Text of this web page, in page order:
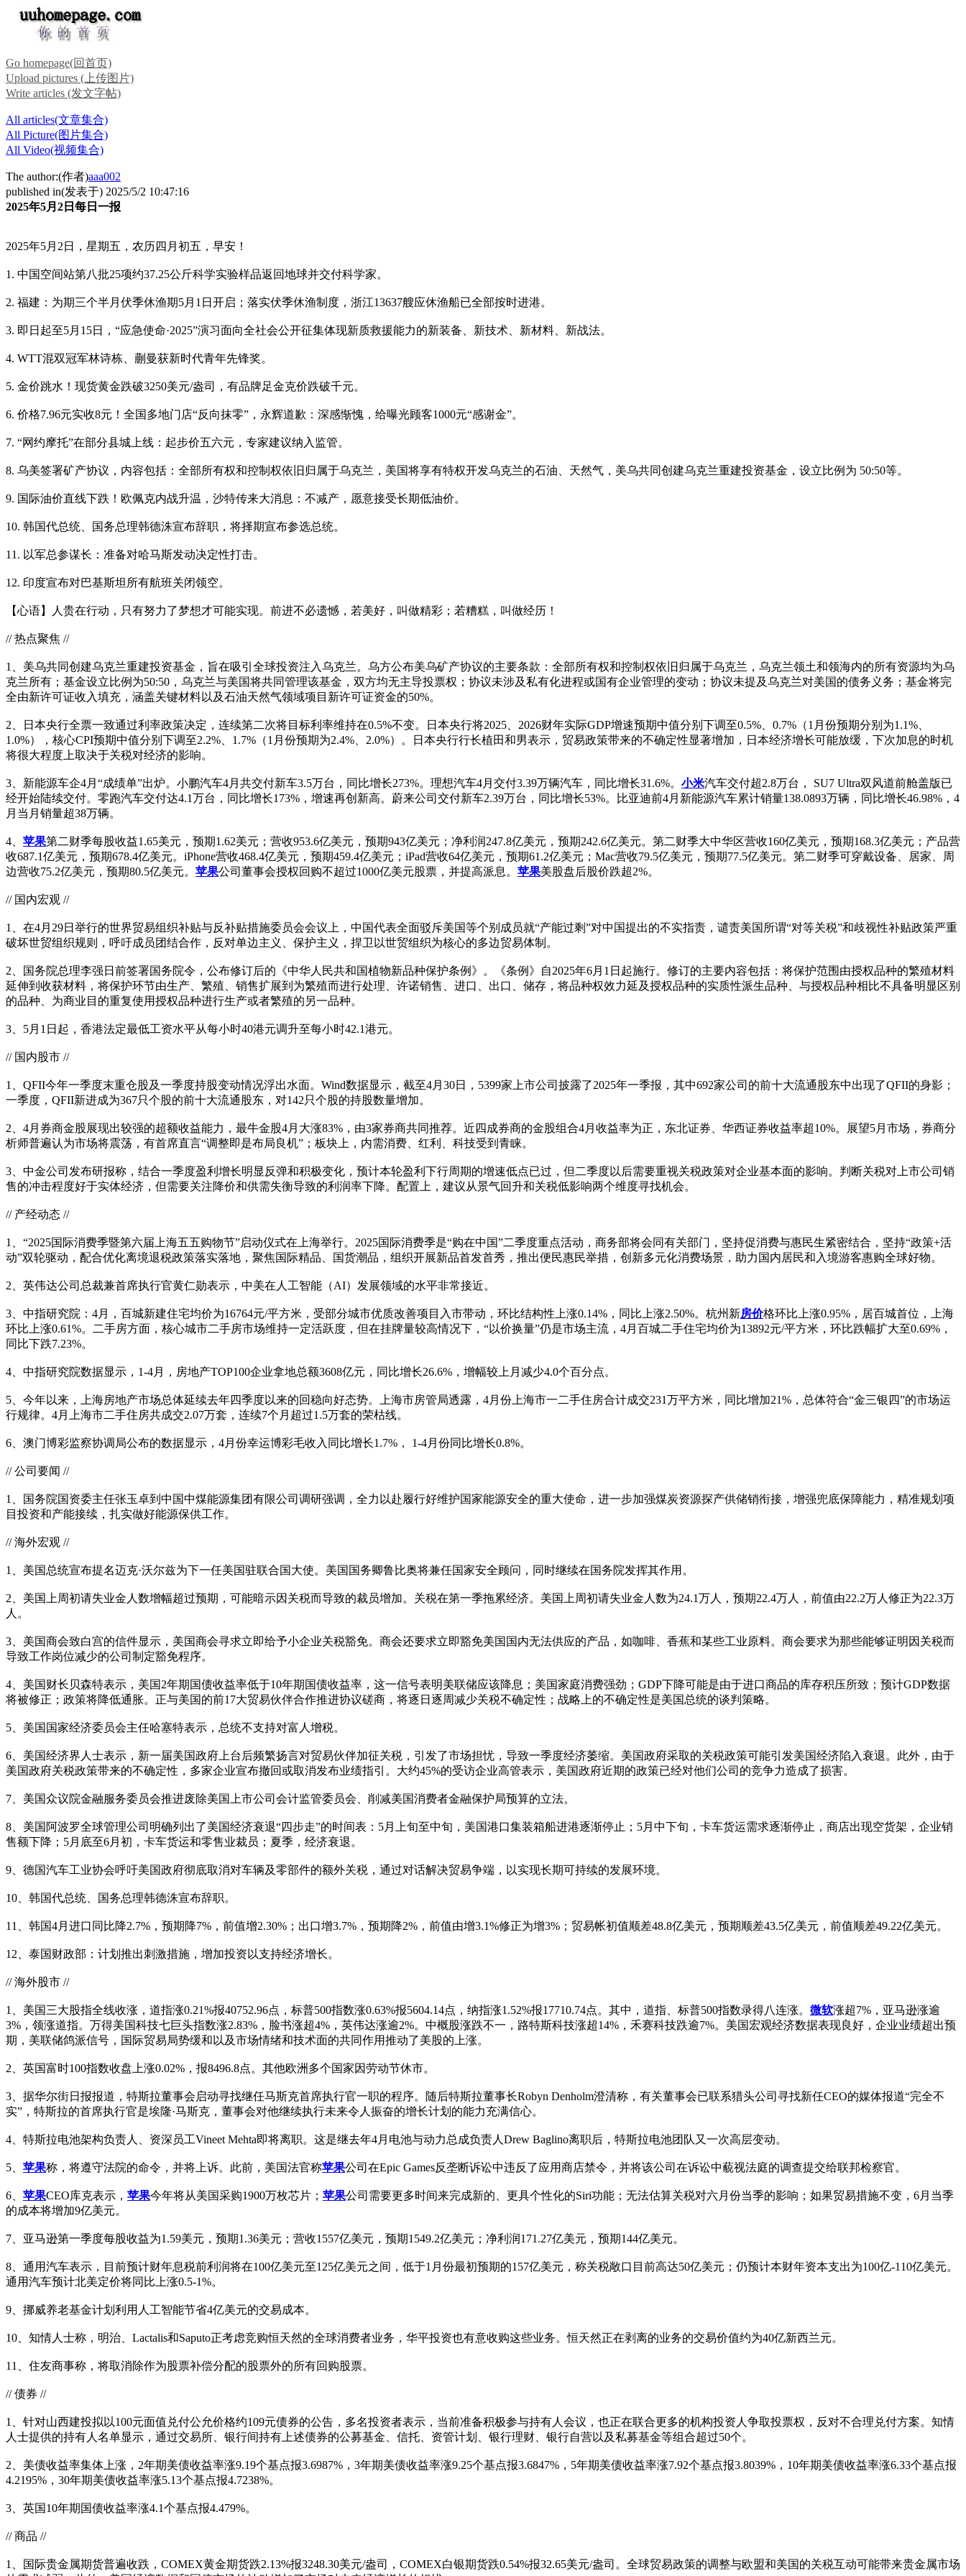
Go homepage(回首页)
Upload pictures (上传图片)
Write articles (发文字帖)
All articles(文章集合)
All Picture(图片集合)
All Video(视频集合)
The author:(作者)aaa002
published in(发表于) 2025/5/2 10:47:16
2025年5月2日每日一报
2025年5月2日，星期五，农历四月初五，早安！
1. 中国空间站第八批25项约37.25公斤科学实验样品返回地球并交付科学家。
2. 福建：为期三个半月伏季休渔期5月1日开启；落实伏季休渔制度，浙江13637艘应休渔船已全部按时进港。
3. 即日起至5月15日，“应急使命·2025”演习面向全社会公开征集体现新质救援能力的新装备、新技术、新材料、新战法。
4. WTT混双冠军林诗栋、蒯曼获新时代青年先锋奖。
5. 金价跳水！现货黄金跌破3250美元/盎司，有品牌足金克价跌破千元。
6. 价格7.96元实收8元！全国多地门店“反向抹零”，永辉道歉：深感惭愧，给曝光顾客1000元“感谢金”。
7. “网约摩托”在部分县城上线：起步价五六元，专家建议纳入监管。
8. 乌美签署矿产协议，内容包括：全部所有权和控制权依旧归属于乌克兰，美国将享有特权开发乌克兰的石油、天然气，美乌共同创建乌克兰重建投资基金，设立比例为 50:50等。
9. 国际油价直线下跌！欧佩克内战升温，沙特传来大消息：不减产，愿意接受长期低油价。
10. 韩国代总统、国务总理韩德洙宣布辞职，将择期宣布参选总统。
11. 以军总参谋长：准备对哈马斯发动决定性打击。
12. 印度宣布对巴基斯坦所有航班关闭领空。
【心语】人贵在行动，只有努力了梦想才可能实现。前进不必遗憾，若美好，叫做精彩；若糟糕，叫做经历！
// 热点聚焦 //
1、美乌共同创建乌克兰重建投资基金，旨在吸引全球投资注入乌克兰。乌方公布美乌矿产协议的主要条款：全部所有权和控制权依旧归属于乌克兰，乌克兰领土和领海内的所有资源均为乌
克兰所有；基金设立比例为50:50，乌克兰与美国将共同管理该基金，双方均无主导投票权；协议未涉及私有化进程或国有企业管理的变动；协议未提及乌克兰对美国的债务义务；基金将完
全由新许可证收入填充，涵盖关键材料以及石油天然气领域项目新许可证资金的50%。
2、日本央行全票一致通过利率政策决定，连续第二次将目标利率维持在0.5%不变。日本央行将2025、2026财年实际GDP增速预期中值分别下调至0.5%、0.7%（1月份预期分别为1.1%、
1.0%），核心CPI预期中值分别下调至2.2%、1.7%（1月份预期为2.4%、2.0%）。日本央行行长植田和男表示，贸易政策带来的不确定性显著增加，日本经济增长可能放缓，下次加息的时机
将很大程度上取决于关税对经济的影响。
3、新能源车企4月“成绩单”出炉。小鹏汽车4月共交付新车3.5万台，同比增长273%。理想汽车4月交付3.39万辆汽车，同比增长31.6%。 小米汽车交付超2.8万台， SU7 Ultra双风道前舱盖版已
经开始陆续交付。零跑汽车交付达4.1万台，同比增长173%，增速再创新高。蔚来公司交付新车2.39万台，同比增长53%。比亚迪前4月新能源汽车累计销量138.0893万辆，同比增长46.98%，4
月当月销量超38万辆。
4、 苹果第二财季每股收益1.65美元，预期1.62美元；营收953.6亿美元，预期943亿美元；净利润247.8亿美元，预期242.6亿美元。第二财季大中华区营收160亿美元，预期168.3亿美元；产品营
收687.1亿美元，预期678.4亿美元。iPhone营收468.4亿美元，预期459.4亿美元；iPad营收64亿美元，预期61.2亿美元；Mac营收79.5亿美元，预期77.5亿美元。第二财季可穿戴设备、居家、周
边营收75.2亿美元，预期80.5亿美元。 苹果公司董事会授权回购不超过1000亿美元股票，并提高派息。 苹果美股盘后股价跌超2%。
// 国内宏观 //
1、在4月29日举行的世界贸易组织补贴与反补贴措施委员会会议上，中国代表全面驳斥美国等个别成员就“产能过剩”对中国提出的不实指责，谴责美国所谓“对等关税”和歧视性补贴政策严重
破坏世贸组织规则，呼吁成员团结合作，反对单边主义、保护主义，捍卫以世贸组织为核心的多边贸易体制。
2、国务院总理李强日前签署国务院令，公布修订后的《中华人民共和国植物新品种保护条例》。《条例》自2025年6月1日起施行。修订的主要内容包括：将保护范围由授权品种的繁殖材料
延伸到收获材料，将保护环节由生产、繁殖、销售扩展到为繁殖而进行处理、许诺销售、进口、出口、储存，将品种权效力延及授权品种的实质性派生品种、与授权品种相比不具备明显区别
的品种、为商业目的重复使用授权品种进行生产或者繁殖的另一品种。
3、5月1日起，香港法定最低工资水平从每小时40港元调升至每小时42.1港元。
// 国内股市 //
1、QFII今年一季度末重仓股及一季度持股变动情况浮出水面。Wind数据显示，截至4月30日，5399家上市公司披露了2025年一季报，其中692家公司的前十大流通股东中出现了QFII的身影；
一季度，QFII新进成为367只个股的前十大流通股东，对142只个股的持股数量增加。
2、4月券商金股展现出较强的超额收益能力，最牛金股4月大涨83%，由3家券商共同推荐。近四成券商的金股组合4月收益率为正，东北证券、华西证券收益率超10%。展望5月市场，券商分
析师普遍认为市场将震荡，有首席直言“调整即是布局良机”；板块上，内需消费、红利、科技受到青睐。
3、中金公司发布研报称，结合一季度盈利增长明显反弹和积极变化，预计本轮盈利下行周期的增速低点已过，但二季度以后需要重视关税政策对企业基本面的影响。判断关税对上市公司销
售的冲击程度好于实体经济，但需要关注降价和供需失衡导致的利润率下降。配置上，建议从景气回升和关税低影响两个维度寻找机会。
// 产经动态 //
1、“2025国际消费季暨第六届上海五五购物节”启动仪式在上海举行。2025国际消费季是“购在中国”二季度重点活动，商务部将会同有关部门，坚持促消费与惠民生紧密结合，坚持“政策+活
动”双轮驱动，配合优化离境退税政策落实落地，聚焦国际精品、国货潮品，组织开展新品首发首秀，推出便民惠民举措，创新多元化消费场景，助力国内居民和入境游客惠购全球好物。
2、英伟达公司总裁兼首席执行官黄仁勋表示，中美在人工智能（AI）发展领域的水平非常接近。
3、中指研究院：4月，百城新建住宅均价为16764元/平方米，受部分城市优质改善项目入市带动，环比结构性上涨0.14%，同比上涨2.50%。杭州新房价格环比上涨0.95%，居百城首位，上海
环比上涨0.61%。二手房方面，核心城市二手房市场维持一定活跃度，但在挂牌量较高情况下，“以价换量”仍是市场主流，4月百城二手住宅均价为13892元/平方米，环比跌幅扩大至0.69%，
同比下跌7.23%。
4、中指研究院数据显示，1-4月，房地产TOP100企业拿地总额3608亿元，同比增长26.6%，增幅较上月减少4.0个百分点。
5、今年以来，上海房地产市场总体延续去年四季度以来的回稳向好态势。上海市房管局透露，4月份上海市一二手住房合计成交231万平方米，同比增加21%，总体符合“金三银四”的市场运
行规律。4月上海市二手住房共成交2.07万套，连续7个月超过1.5万套的荣枯线。
6、澳门博彩监察协调局公布的数据显示，4月份幸运博彩毛收入同比增长1.7%， 1-4月份同比增长0.8%。
// 公司要闻 //
1、国务院国资委主任张玉卓到中国中煤能源集团有限公司调研强调，全力以赴履行好维护国家能源安全的重大使命，进一步加强煤炭资源探产供储销衔接，增强兜底保障能力，精准规划项
目投资和产能接续，扎实做好能源保供工作。
// 海外宏观 //
1、美国总统宣布提名迈克·沃尔兹为下一任美国驻联合国大使。美国国务卿鲁比奥将兼任国家安全顾问，同时继续在国务院发挥其作用。
2、美国上周初请失业金人数增幅超过预期，可能暗示因关税而导致的裁员增加。关税在第一季拖累经济。美国上周初请失业金人数为24.1万人，预期22.4万人，前值由22.2万人修正为22.3万
人。
3、美国商会致白宫的信件显示，美国商会寻求立即给予小企业关税豁免。商会还要求立即豁免美国国内无法供应的产品，如咖啡、香蕉和某些工业原料。商会要求为那些能够证明因关税而
导致工作岗位减少的公司制定豁免程序。
4、美国财长贝森特表示，美国2年期国债收益率低于10年期国债收益率，这一信号表明美联储应该降息；美国家庭消费强劲；GDP下降可能是由于进口商品的库存积压所致；预计GDP数据
将被修正；政策将降低通胀。正与美国的前17大贸易伙伴合作推进协议磋商，将逐日逐周减少关税不确定性；战略上的不确定性是美国总统的谈判策略。
5、美国国家经济委员会主任哈塞特表示，总统不支持对富人增税。
6、美国经济界人士表示，新一届美国政府上台后频繁扬言对贸易伙伴加征关税，引发了市场担忧，导致一季度经济萎缩。美国政府采取的关税政策可能引发美国经济陷入衰退。此外，由于
美国政府关税政策带来的不确定性，多家企业宣布撤回或取消发布业绩指引。大约45%的受访企业高管表示，美国政府近期的政策已经对他们公司的竞争力造成了损害。
7、美国众议院金融服务委员会推进废除美国上市公司会计监管委员会、削减美国消费者金融保护局预算的立法。
8、美国阿波罗全球管理公司明确列出了美国经济衰退“四步走”的时间表：5月上旬至中旬，美国港口集装箱船进港逐渐停止；5月中下旬，卡车货运需求逐渐停止，商店出现空货架，企业销
售额下降；5月底至6月初，卡车货运和零售业裁员；夏季，经济衰退。
9、德国汽车工业协会呼吁美国政府彻底取消对车辆及零部件的额外关税，通过对话解决贸易争端，以实现长期可持续的发展环境。
10、韩国代总统、国务总理韩德洙宣布辞职。
11、韩国4月进口同比降2.7%，预期降7%，前值增2.30%；出口增3.7%，预期降2%，前值由增3.1%修正为增3%；贸易帐初值顺差48.8亿美元，预期顺差43.5亿美元，前值顺差49.22亿美元。
12、泰国财政部：计划推出刺激措施，增加投资以支持经济增长。
// 海外股市 //
1、美国三大股指全线收涨，道指涨0.21%报40752.96点，标普500指数涨0.63%报5604.14点，纳指涨1.52%报17710.74点。其中，道指、标普500指数录得八连涨。 微软涨超7%，亚马逊涨逾
3%，领涨道指。万得美国科技七巨头指数涨2.83%，脸书涨超4%，英伟达涨逾2%。中概股涨跌不一，路特斯科技涨超14%，禾赛科技跌逾7%。美国宏观经济数据表现良好，企业业绩超出预
期，美联储鸽派信号，国际贸易局势缓和以及市场情绪和技术面的共同作用推动了美股的上涨。
2、英国富时100指数收盘上涨0.02%，报8496.8点。其他欧洲多个国家因劳动节休市。
3、据华尔街日报报道，特斯拉董事会启动寻找继任马斯克首席执行官一职的程序。随后特斯拉董事长Robyn Denholm澄清称，有关董事会已联系猎头公司寻找新任CEO的媒体报道“完全不
实”，特斯拉的首席执行官是埃隆·马斯克，董事会对他继续执行未来令人振奋的增长计划的能力充满信心。
4、特斯拉电池架构负责人、资深员工Vineet Mehta即将离职。这是继去年4月电池与动力总成负责人Drew Baglino离职后，特斯拉电池团队又一次高层变动。
5、 苹果称，将遵守法院的命令，并将上诉。此前，美国法官称苹果公司在Epic Games反垄断诉讼中违反了应用商店禁令，并将该公司在诉讼中藐视法庭的调查提交给联邦检察官。
6、 苹果CEO库克表示， 苹果今年将从美国采购1900万枚芯片； 苹果公司需要更多时间来完成新的、更具个性化的Siri功能；无法估算关税对六月份当季的影响；如果贸易措施不变，6月当季
的成本将增加9亿美元。
7、亚马逊第一季度每股收益为1.59美元，预期1.36美元；营收1557亿美元，预期1549.2亿美元；净利润171.27亿美元，预期144亿美元。
8、通用汽车表示，目前预计财年息税前利润将在100亿美元至125亿美元之间，低于1月份最初预期的157亿美元，称关税敞口目前高达50亿美元；仍预计本财年资本支出为100亿-110亿美元。
通用汽车预计北美定价将同比上涨0.5-1%。
9、挪威养老基金计划利用人工智能节省4亿美元的交易成本。
10、知情人士称，明治、Lactalis和Saputo正考虑竞购恒天然的全球消费者业务，华平投资也有意收购这些业务。恒天然正在剥离的业务的交易价值约为40亿新西兰元。
11、住友商事称，将取消除作为股票补偿分配的股票外的所有回购股票。
// 债券 //
1、针对山西建投拟以100元面值兑付公允价格约109元债券的公告，多名投资者表示，当前准备积极参与持有人会议，也正在联合更多的机构投资人争取投票权，反对不合理兑付方案。知情
人士提供的持有人名单显示，通过交易所、银行间持有上述债券的公募基金、信托、资管计划、银行理财、银行自营以及私募基金等组合超过50个。
2、美债收益率集体上涨，2年期美债收益率涨9.19个基点报3.6987%，3年期美债收益率涨9.25个基点报3.6847%，5年期美债收益率涨7.92个基点报3.8039%，10年期美债收益率涨6.33个基点报
4.2195%，30年期美债收益率涨5.13个基点报4.7238%。
3、英国10年期国债收益率涨4.1个基点报4.479%。
// 商品 //
1、国际贵金属期货普遍收跌，COMEX黄金期货跌2.13%报3248.30美元/盎司，COMEX白银期货跌0.54%报32.65美元/盎司。全球贸易政策的调整与欧盟和美国的关税互动可能带来贵金属市场